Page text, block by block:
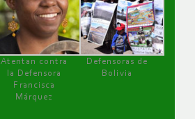
Atentan contra
la Defensora
Francisca
Márquez
Defensoras de
Bolivia